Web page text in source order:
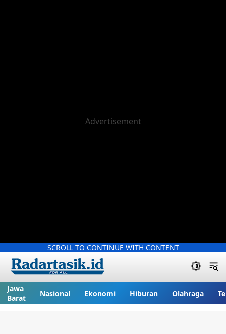
SCROLL TO CONTINUE WITH CONTENT
Jawa
Barat
Nasional Ekonomi Hiburan Olahraga